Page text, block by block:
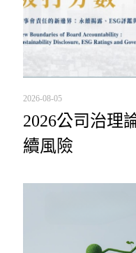
2026-08-05
2026公司治理
續風險